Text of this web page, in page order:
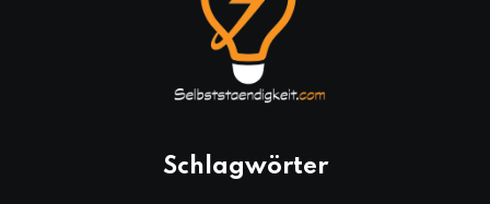
Schlagwörter